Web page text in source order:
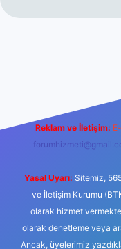
Reklam ve İletişim:
Yasal Uyarı: Sitemiz,
ve İletişim Kurumu
olarak hizmet
olarak denetleme veya
Ancak, üyelerimiz